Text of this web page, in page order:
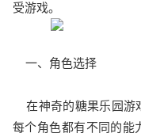
受游戏。
一、角色选择
在神奇的糖果乐园游
每个角色都有不同的能